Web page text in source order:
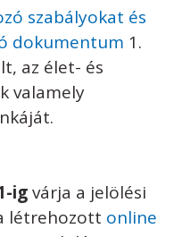
szabályokat és
dokumentum 1.
az élet- és
valamely
igvárja a jelölési
létrehozott online